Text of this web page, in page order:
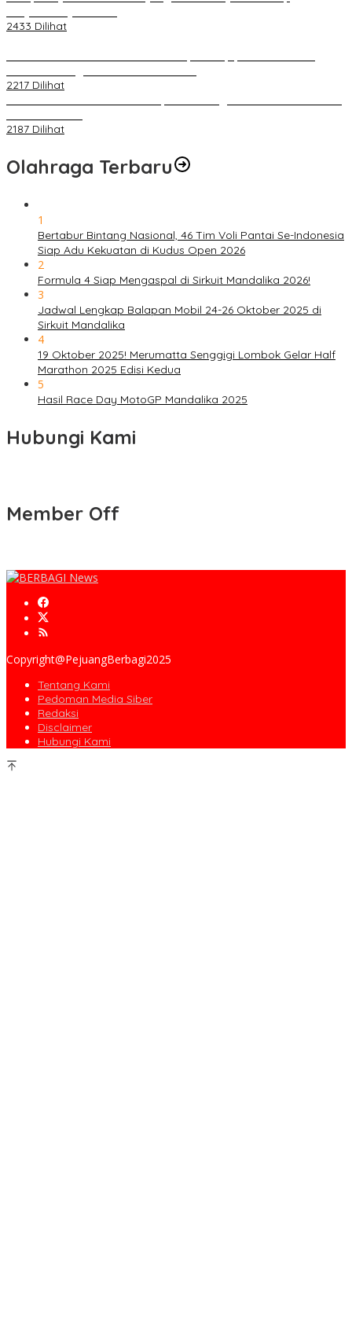
2433 Dilihat
2217 Dilihat
2187 Dilihat
Olahraga Terbaru
1
Bertabur Bintang Nasional, 46 Tim Voli Pantai Se-Indonesia
Siap Adu Kekuatan di Kudus Open 2026
2
Formula 4 Siap Mengaspal di Sirkuit Mandalika 2026!
3
Jadwal Lengkap Balapan Mobil 24-26 Oktober 2025 di
Sirkuit Mandalika
4
19 Oktober 2025! Merumatta Senggigi Lombok Gelar Half
Marathon 2025 Edisi Kedua
5
Hasil Race Day MotoGP Mandalika 2025
Hubungi Kami
Member Off
Copyright@PejuangBerbagi2025
Tentang Kami
Pedoman Media Siber
Redaksi
Disclaimer
Hubungi Kami